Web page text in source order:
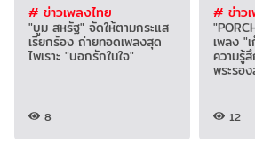
# ข่าวเพลงไทย
"บูม สหรัฐ" จัดให้ตามกระแส
เรียกร้อง ถ่ายทอดเพลงสุด
ไพเราะ "บอกรักในใจ"
8
# ข่าว
เพลง "
ความรู้
พระรอ
12